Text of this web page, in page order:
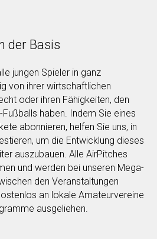
der Basis
jungen Spieler in ganz
von ihrer wirtschaftlichen
oder ihren Fähigkeiten, den
haben. Indem Sie eines
abonnieren, helfen Sie uns, in
um die Entwicklung dieses
auszubauen. Alle AirPitches
und werden bei unseren Mega-
den Veranstaltungen
an lokale Amateurvereine
ausgeliehen.